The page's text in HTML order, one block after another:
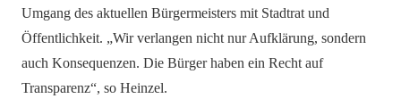
Umgang des aktuellen Bürgermeisters mit Stadtrat und
Öffentlichkeit. „Wir verlangen nicht nur Aufklärung, sondern
auch Konsequenzen. Die Bürger haben ein Recht auf
Transparenz“, so Heinzel.